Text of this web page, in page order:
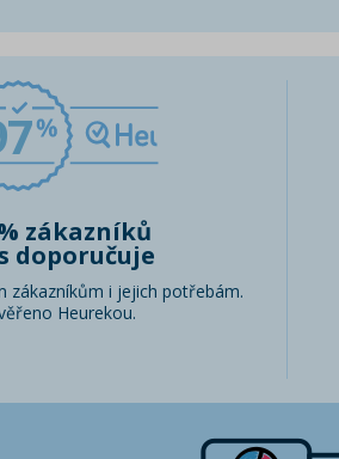
zákazníků
doporučuje
zákazníkům i jejich potřebám.
Heurekou.